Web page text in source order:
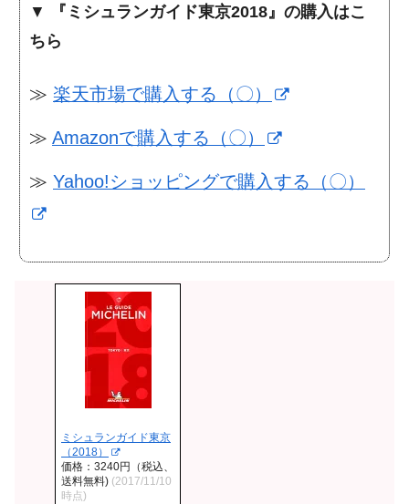
▼
『ミシュランガイド東京2018』の購入はこ
ちら
≫ 楽天市場で購入する（〇）
≫ Amazonで購入する（〇）
≫ Yahoo!ショッピングで購入する（〇）
ミシュランガイド東京
（2018）
価格：3240円（税込、
送料無料) (2017/11/10
時点)